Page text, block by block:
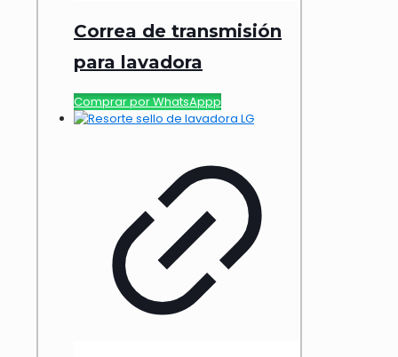
Correa de transmisión
para lavadora
Comprar por WhatsAppp